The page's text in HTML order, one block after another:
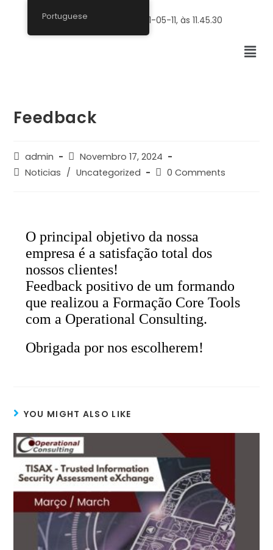
Feedback
admin
Novembro 17, 2024
Noticias / Uncategorized 0 Comments
O principal objetivo da nossa
empresa é a satisfação total dos
nossos clientes!
Feedback positivo de um formando
que realizou a Formação CoreTools
coma Operational Consulting.
Obrigada por nos escolherem!
YOU MIGHT ALSO LIKE
Portuguese